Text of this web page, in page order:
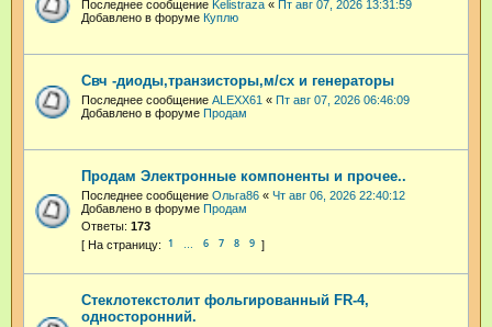
Последнее сообщение Kelistraza « Пт авг 07, 2026 13:31:59
Добавлено в форуме Куплю
Свч -диоды,транзисторы,м/сх и генераторы
Последнее сообщение ALEXX61 « Пт авг 07, 2026 06:46:09
Добавлено в форуме Продам
Продам Электронные компоненты и прочее..
Последнее сообщение Ольга86 « Чт авг 06, 2026 22:40:12
Добавлено в форуме Продам
Ответы: 173
1 6 7 8 9
Стеклотекстолит фольгированный FR-4,
односторонний.